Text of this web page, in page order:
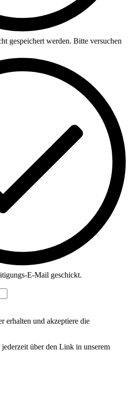
gespeichert werden. Bitte versuchen
E-Mail geschickt.
erhalten und akzeptiere die
über den Link in unserem